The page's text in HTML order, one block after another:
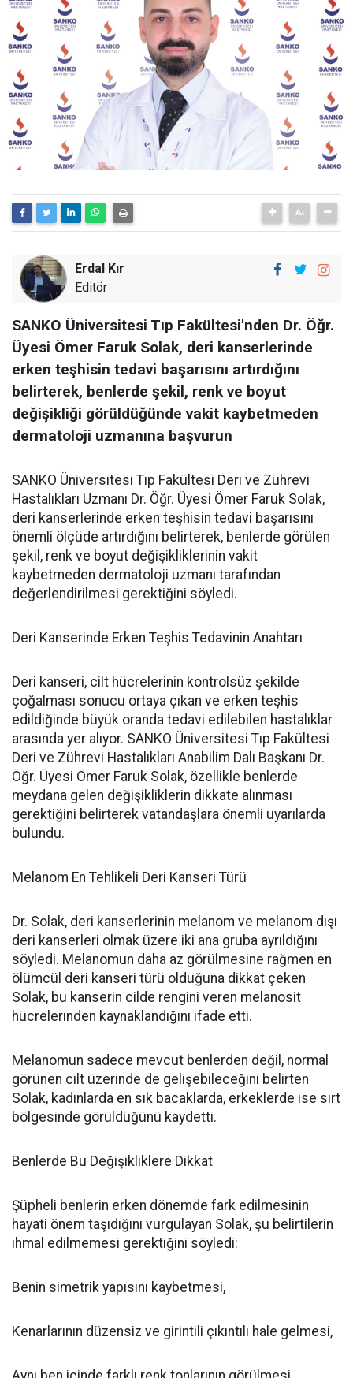
Erdal Kır
Editör
SANKO Üniversitesi Tıp Fakültesi'nden Dr. Öğr.
Üyesi Ömer Faruk Solak, deri kanserlerinde
erken teşhisin tedavi başarısını artırdığını
belirterek, benlerde şekil, renk ve boyut
değişikliği görüldüğünde vakit kaybetmeden
dermatoloji uzmanına başvurun
SANKO Üniversitesi Tıp Fakültesi Deri ve Zührevi
Hastalıkları Uzmanı Dr. Öğr. Üyesi Ömer Faruk Solak,
deri kanserlerinde erken teşhisin tedavi başarısını
önemli ölçüde artırdığını belirterek, benlerde görülen
şekil, renk ve boyut değişikliklerinin vakit
kaybetmeden dermatoloji uzmanı tarafından
değerlendirilmesi gerektiğini söyledi.
Deri Kanserinde Erken Teşhis Tedavinin Anahtarı
Deri kanseri, cilt hücrelerinin kontrolsüz şekilde
çoğalması sonucu ortaya çıkan ve erken teşhis
edildiğinde büyük oranda tedavi edilebilen hastalıklar
arasında yer alıyor. SANKO Üniversitesi Tıp Fakültesi
Deri ve Zührevi Hastalıkları Anabilim Dalı Başkanı Dr.
Öğr. Üyesi Ömer Faruk Solak, özellikle benlerde
meydana gelen değişikliklerin dikkate alınması
gerektiğini belirterek vatandaşlara önemli uyarılarda
bulundu.
Melanom En Tehlikeli Deri Kanseri Türü
Dr. Solak, deri kanserlerinin melanom ve melanom dışı
deri kanserleri olmak üzere iki ana gruba ayrıldığını
söyledi. Melanomun daha az görülmesine rağmen en
ölümcül deri kanseri türü olduğuna dikkat çeken
Solak, bu kanserin cilde rengini veren melanosit
hücrelerinden kaynaklandığını ifade etti.
Melanomun sadece mevcut benlerden değil, normal
görünen cilt üzerinde de gelişebileceğini belirten
Solak, kadınlarda en sık bacaklarda, erkeklerde ise sırt
bölgesinde görüldüğünü kaydetti.
Benlerde Bu Değişikliklere Dikkat
Şüpheli benlerin erken dönemde fark edilmesinin
hayati önem taşıdığını vurgulayan Solak, şu belirtilerin
ihmal edilmemesi gerektiğini söyledi:
Benin simetrik yapısını kaybetmesi,
Kenarlarının düzensiz ve girintili çıkıntılı hale gelmesi,